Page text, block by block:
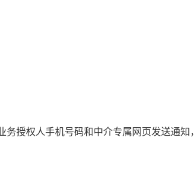
务授权人手机号码和中介专属网页发送通知